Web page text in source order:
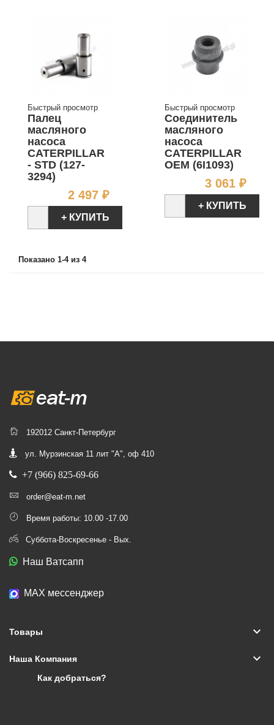
Быстрый просмотр
Палец
масляного
насоса
CATERPILLAR
- STD (127-
3294)
2 497 ₽Цена
+ КУПИТЬ
Быстрый просмотр
Соединитель
масляного
насоса
CATERPILLAR
OEM (6I1093)
3 061 ₽
+ КУПИТЬ
Показано 1-4 из 4
192012 Санкт-Петербург
ул. Мурзинская 11 лит "А", оф 410
+7 (966) 825-69-66
order@eat-m.net
Время работы: 10.00 -17.00
Суббота-Воскресенье - Вых.
Наш Ватсапп
МАХ мессенджер
Товары keyboard_arrow_down
Наша Компания keyboard_arrow_down
Как добраться?